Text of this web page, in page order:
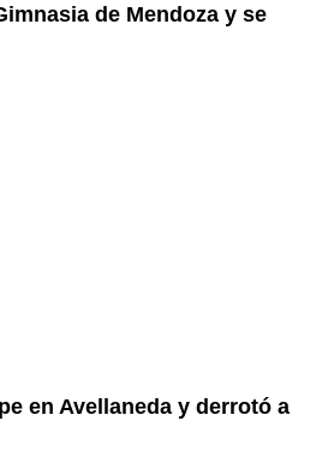
de Mendoza y se
en Avellaneda y derrotó a